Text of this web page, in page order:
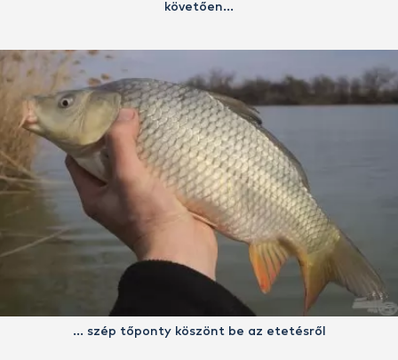
követően…
… szép tőponty köszönt be az etetésről